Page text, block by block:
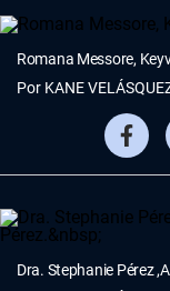
Por KANE
Romana Messore,
Dra. Stephanie Pérez